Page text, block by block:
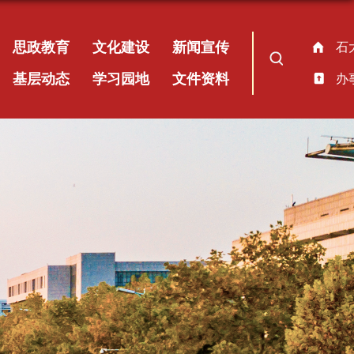
思政教育 文化建设
新闻宣传
基层动态 学习园地 文件资料
石
办